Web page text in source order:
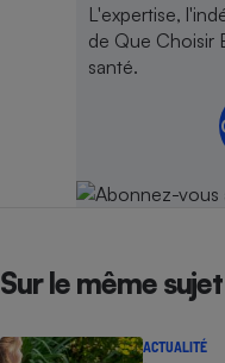
L'expertise,
de Que Choisir
santé.
Sur le même sujet
ACTUALITÉ